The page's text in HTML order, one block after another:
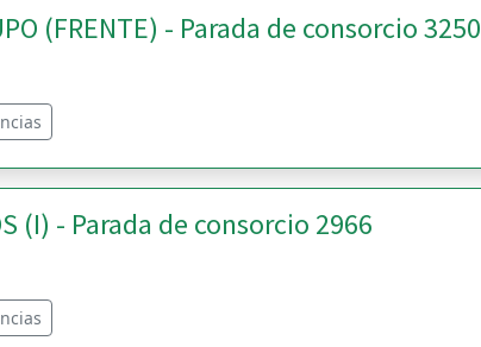
(FRENTE) - Parada de consorcio 3250
(I) - Parada de consorcio 2966